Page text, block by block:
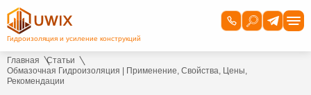
Главная
Статьи
Обмазочная Гидроизоляция | Применение, Свойства, Цены,
Рекомендации